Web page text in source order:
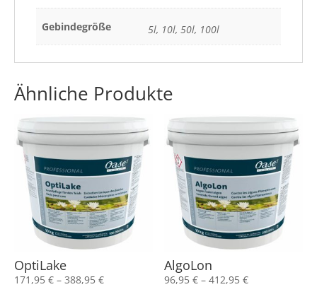
Gebindegröße 5l, 10l, 50l, 100l
Ähnliche Produkte
OptiLake
171,95 € – 388,95 €
AlgoLon
96,95€ –412,95€